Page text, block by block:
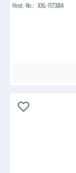
Hrst.-Nr.: XXL-117384